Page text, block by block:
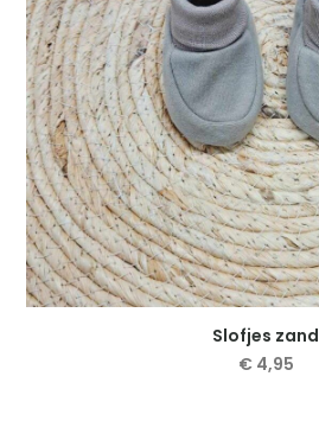
Slofjes zand
€4,95